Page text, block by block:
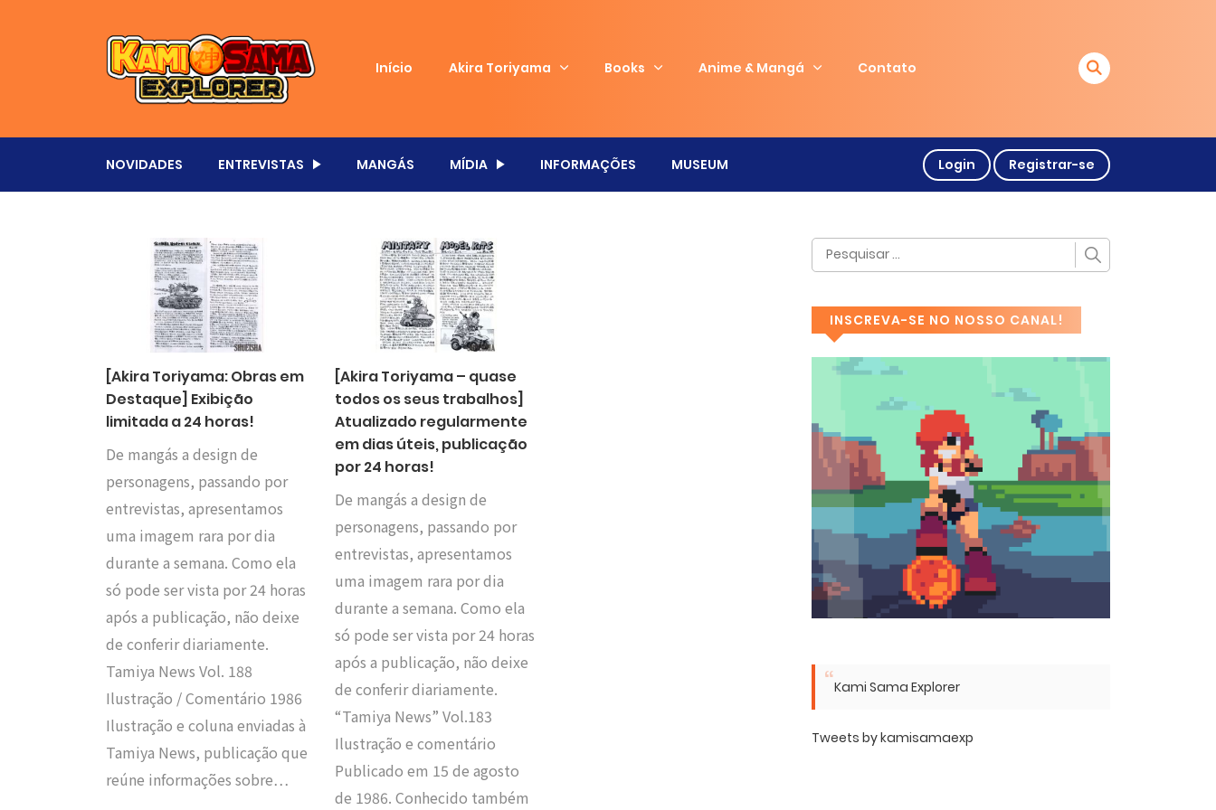
Início Akira Toriyama Books Anime & Mangá Contato
NOVIDADES ENTREVISTAS MANGÁS MÍDIA INFORMAÇÕES MUSEUM Login Registrar-se
[Akira Toriyama: Obras em
Destaque] Exibição
limitada a 24 horas!
De mangás a design de
personagens, passando por
entrevistas, apresentamos
uma imagem rara por dia
durante a semana. Como ela
só pode ser vista por 24 horas
após a publicação, não deixe
de conferir diariamente.
Tamiya News Vol. 188
Ilustração / Comentário 1986
Ilustração e coluna enviadas à
Tamiya News, publicação que
reúne informações sobre…
[Akira Toriyama – quase
todos os seus trabalhos]
Atualizado regularmente
em dias úteis, publicação
por 24 horas!
De mangás a design de
personagens, passando por
entrevistas, apresentamos
uma imagem rara por dia
durante a semana. Como ela
só pode ser vista por 24 horas
após a publicação, não deixe
de conferir diariamente.
“Tamiya News” Vol.183
Ilustração e comentário
Publicado em 15 de agosto
de 1986. Conhecido também
INSCREVA-SE NO NOSSO CANAL!
Kami Sama Explorer
Tweets by kamisamaexp